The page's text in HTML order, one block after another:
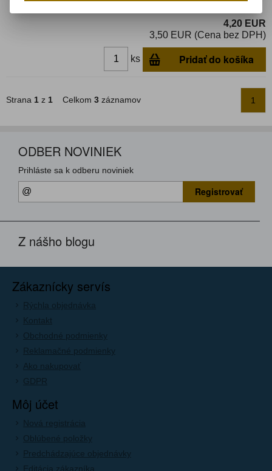
4,20 EUR
3,50 EUR (Cena bez DPH)
ks Pridať do košíka
Strana 1 z 1 Celkom 3 záznamov 1
ODBER NOVINIEK
Prihláste sa k odberu noviniek
Registrovať
Z nášho blogu
Zákaznícky servís
Rýchla objednávka
Kontakt
Obchodné podmienky
Reklamačné podmienky
Ako nakupovať
GDPR
Môj účet
Nová registrácia
Oblúbené položky
Predchádzajúce objednávky
Editácia zákazníka